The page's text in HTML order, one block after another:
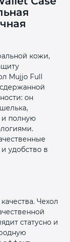
кожи,
Mujjo Full
он
и полную
удобство в
Чехол
статусно и
недели